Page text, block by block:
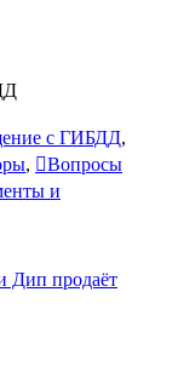
с ГИБДД,
,
Вопросы
и
Дип продаёт